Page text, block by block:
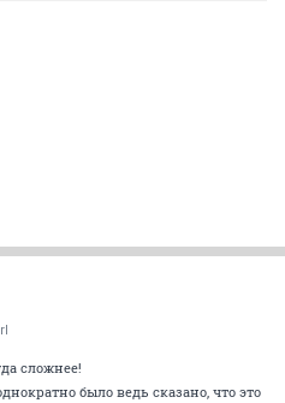
сложнее!
было ведь сказано, что это